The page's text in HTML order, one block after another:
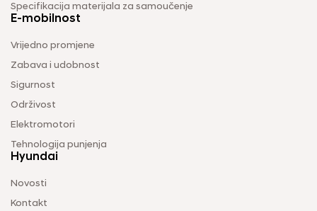
Specifikacija materijala za samoučenje
E-mobilnost
Vrijedno promjene
Zabava i udobnost
Sigurnost
Održivost
Elektromotori
Tehnologija punjenja
Hyundai
Novosti
Kontakt